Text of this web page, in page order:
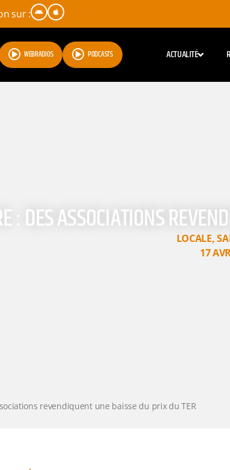
sur :
WEBRADIOS PODCASTS ACTUALITÉ
: DES ASSOCIATIONS
LOCALE,
17
revendiquent une baisse du prix du TER